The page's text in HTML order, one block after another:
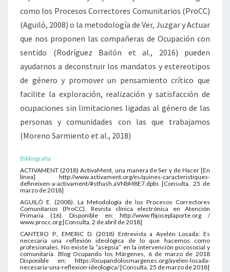
como los Procesos Correctores Comunitarios (ProCC)
(Aguiló, 2008) o la metodología de Ver, Juzgar y Actuar
que nos proponen las compañeras de Ocupación con
sentido (Rodríguez Bailón et al., 2016) pueden
ayudarnos a deconstruir los mandatos y estereotipos
de género y promover un pensamiento crítico que
facilite la exploración, realización y satisfacción de
ocupaciones sin limitaciones ligadas al género de las
personas y comunidades con las que trabajamos
(Moreno Sarmiento et al., 2018)
Bibliografía
ACTIVAMENT (2018) ActivaMent, una manera de Ser y de Hacer [En
línea] http://www.activament.org/es/quines-caracteristiques-
defineixen-a-activament/#sthash.aVNbM8E7.dpbs [Consulta, 25 de
marzo de 2018]
AGUILÓ E. (2008). La Metodología de los Procesos Correctores
Comunitarios (ProCC). Revista clínica electrónica en Atención
Primaria (16). Disponible en: http://www.fbjoseplaporte.org /
www.procc.org [Consulta, 2 de abril de 2018]
CANTERO P., EMERIC D. (2018) Entrevista a Ayelén Losada: Es
necesaria una reflexión ideológica de lo que hacemos como
profesionales. No existe la “asepsia” en la intervención psicosocial y
comunitaria. Blog Ocupando los Márgenes, 6 de marzo de 2018
Disponible en; https://ocupandolosmargenes.org/ayelen-losada-
necesaria-una-reflexion-ideologica/ [Consulta, 25 de marzo de 2018]